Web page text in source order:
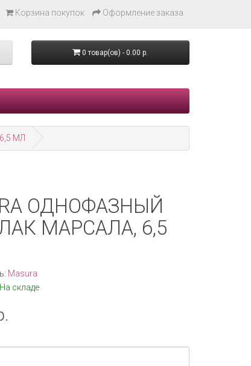
Корзина покупок Оформление заказа
0 товар(ов) - 0.00 р.
МЛ
ОДНОФАЗНЫЙ
МАРСАЛА, 6,5
Masura
На складе